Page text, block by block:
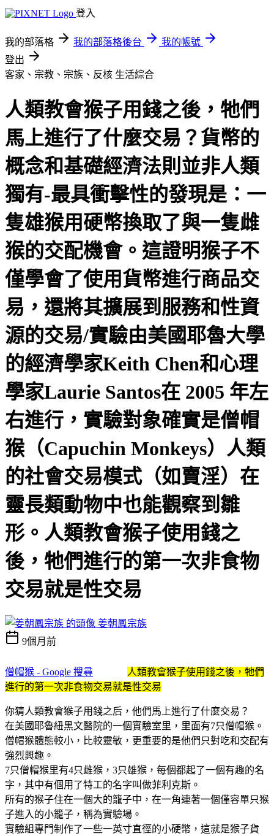
登入
我的部落格 我的部落格後台
我的帳號
登出
客家、宗教、宗族、反核 生活綜合
人類教會猴子用錢之後，牠們
馬上進行了什麼交易？貨幣的
概念和基礎經濟法則並非人類
獨有-最具衝擊性的發現是：一
隻雄猴用硬幣換取了與一隻雌
猴的交配機會。這證明猴子不
僅學會了使用貨幣進行商品交
易，還將其擴展到服務和性資
源的交易/實驗由美國耶魯大學
的經濟學家Keith Chen和心理
學家Laurie Santos在 2005 年左
右進行，實驗對象確實是僧帽
猴（Capuchin Monkeys）人類
的社會交易模式（如賣淫）在
靈長類動物中也能觀察到雛
形。人類教會猴子使用錢之
後，牠們進行的第一次非食物
交易就是性交易
姜朝鳳宗族
9個月前
僧帽猴 - Google 搜尋
人類教會猴子使用錢之後，牠們
進行的第一次非食物交易就是性交易
你猜人類教會猴子用錢之后，他們馬上進行了什麼交易？
在美國耶魯紐黑文醫院的一個實驗室里，里面有7只僧帽猴。
僧帽猴體態較小，比較靈敏，更重要的是他們只對吃和交配有
強烈興趣。
7只僧帽猴里有4只雌猴，3只雄猴，每個都起了一個有趣的名
字，其中有個用了特工的名字叫做菲利克斯。
所有的猴子住在一個大的籠子中，在一角連著一個僅容單只猴
子進入的小籠子，稱為實驗場。
實驗組專門制作了一些一英寸直徑的小硬幣，這就是猴子貨